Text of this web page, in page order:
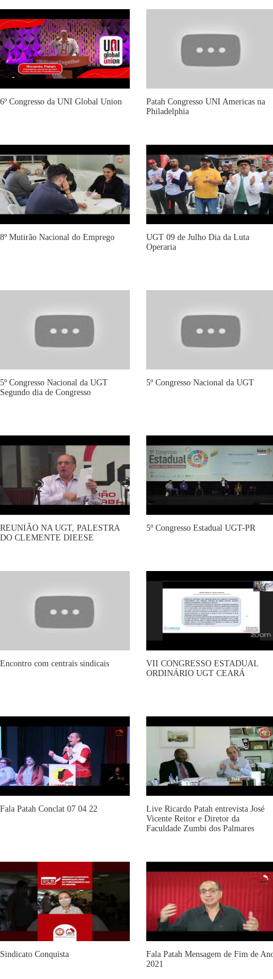
6º Congresso da UNI Global Union
Patah Congresso UNI Americas na
Philadelphia
8º Mutirão Nacional do Emprego
UGT 09 de Julho Dia da Luta
Operaria
5º Congresso Nacional da UGT
Segundo dia de Congresso
5º Congresso Nacional da UGT
REUNIÃO NA UGT, PALESTRA
DO CLEMENTE DIEESE
5º Congresso Estadual UGT-PR
Encontro com centrais sindicais
VII CONGRESSO ESTADUAL
ORDINÁRIO UGT CEARÁ
Fala Patah Conclat 07 04 22
Live Ricardo Patah entrevista José
Vicente Reitor e Diretor da
Faculdade Zumbi dos Palmares
Sindicato Conquista
Fala Patah Mensagem de Fim de
2021